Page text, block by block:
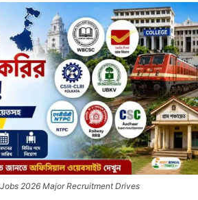
2026 Major Recruitment Drives